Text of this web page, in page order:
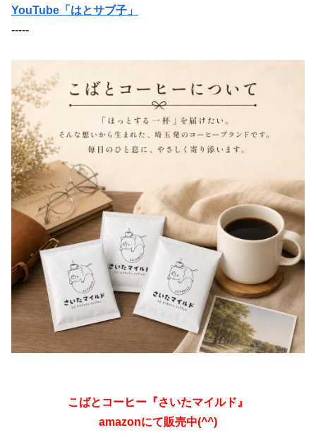
YouTube「はとサブ子」
-----
こばとコーヒー『さいたマイルド』
amazonにて販売中(^^)